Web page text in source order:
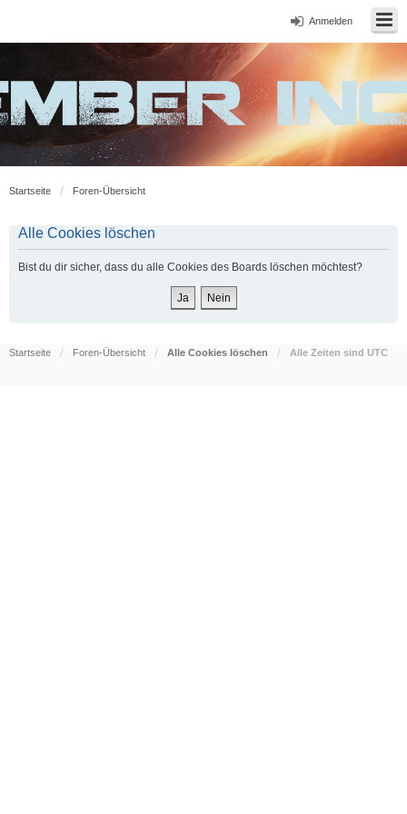
Anmelden
Startseite Foren-Übersicht
Alle Cookies löschen
Bist du dir sicher, dass du alle Cookies des Boards löschen möchtest?
Startseite Foren-Übersicht Alle Cookies löschen Alle Zeiten sind UTC